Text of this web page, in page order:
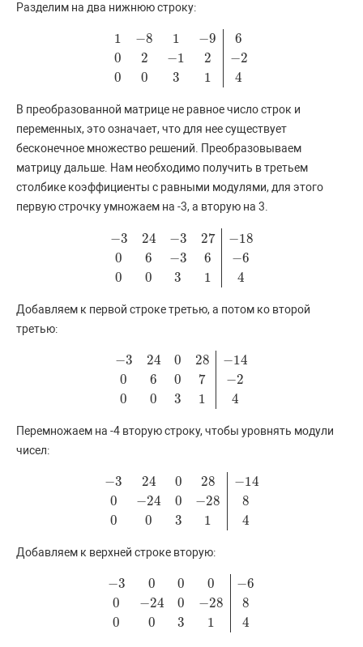
Разделим на два нижнюю строку:
1
0
0
−8
2
0
1
−1
3
−9
2
1
6
−2
4
−8 96 −12 03
В преобразованной матрице не равное число строк и
переменных, это означает, что для нее существует
бесконечное множество решений. Преобразовываем
матрицу дальше. Нам необходимо получить в третьем
столбике коэффициенты с равными модулями, для этого
первую строчку умножаем на -3, а вторую на 3.
−3
0
0
24
6
0
−3
−3
3
27
6
1
−18
−6
4
324 27 1806 6− 314
Добавляем к первой строке третью, а потом ко второй
третью:
−3
0
0
24
6
0
0
0
3
28
7
1
−14
−2
4
324 28− 06 −2 314
Перемножаем на -4 вторую строку, чтобы уровнять модули
чисел:
−3
0
0
24
−24
0
0
0
3
28
−28
1
−14
8
4
24 28−14 24 −288 14
Добавляем к верхней строке вторую:
−3
0
0
0
−24
0
0
0
3
0
−28
1
−6
8
4
30 60−24 0− 8003